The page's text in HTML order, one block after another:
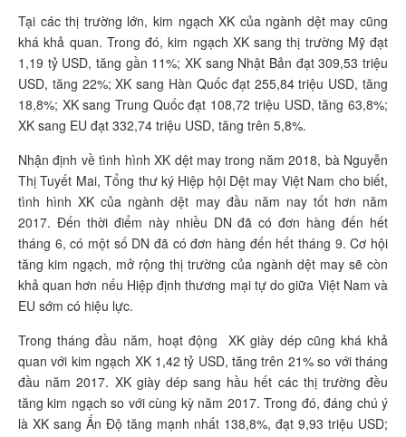
Tại các thị trường lớn, kim ngạch XK của ngành dệt may cũng
khá khả quan. Trong đó, kim ngạch XK sang thị trường Mỹ đạt
1,19 tỷ USD, tăng gần 11%; XK sang Nhật Bản đạt 309,53 triệu
USD, tăng 22%; XK sang Hàn Quốc đạt 255,84 triệu USD, tăng
18,8%; XK sang Trung Quốc đạt 108,72 triệu USD, tăng 63,8%;
XK sang EU đạt 332,74 triệu USD, tăng trên 5,8%.
Nhận định về tình hình XK dệt may trong năm 2018, bà Nguyễn
Thị Tuyết Mai, Tổng thư ký Hiệp hội Dệt may Việt Nam cho biết,
tình hình XK của ngành dệt may đầu năm nay tốt hơn năm
2017. Đến thời điểm này nhiều DN đã có đơn hàng đến hết
tháng 6, có một số DN đã có đơn hàng đến hết tháng 9. Cơ hội
tăng kim ngạch, mở rộng thị trường của ngành dệt may sẽ còn
khả quan hơn nếu Hiệp định thương mại tự do giữa Việt Nam và
EU sớm có hiệu lực.
Trong tháng đầu năm, hoạt động XK giày dép cũng khá khả
quan với kim ngạch XK 1,42 tỷ USD, tăng trên 21% so với tháng
đầu năm 2017. XK giày dép sang hầu hết các thị trường đều
tăng kim ngạch so với cùng kỳ năm 2017. Trong đó, đáng chú ý
là XK sang Ấn Độ tăng mạnh nhất 138,8%, đạt 9,93 triệu USD;